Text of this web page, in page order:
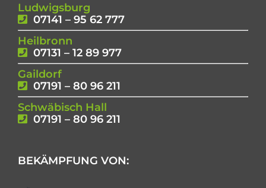
Ludwigsburg
07141 – 95 62 777
Heilbronn
07131 – 12 89 977
Gaildorf
07191 – 80 96 211
Schwäbisch Hall
07191 – 80 96 211
BEKÄMPFUNG VON: